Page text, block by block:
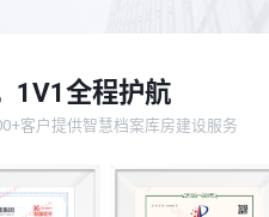
1V1全程护航
客户提供智慧档案库房建设服务